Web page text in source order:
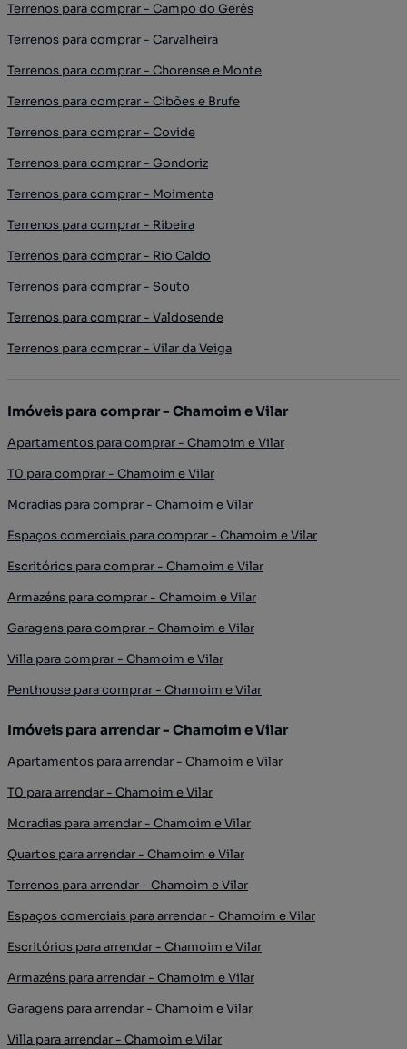
Terrenos para comprar - Campo do Gerês
Terrenos para comprar - Carvalheira
Terrenos para comprar - Chorense e Monte
Terrenos para comprar - Cibões e Brufe
Terrenos para comprar - Covide
Terrenos para comprar - Gondoriz
Terrenos para comprar - Moimenta
Terrenos para comprar - Ribeira
Terrenos para comprar - Rio Caldo
Terrenos para comprar - Souto
Terrenos para comprar - Valdosende
Terrenos para comprar - Vilar da Veiga
Imóveis para comprar - Chamoim e Vilar
Apartamentos para comprar - Chamoim e Vilar
T0 para comprar - Chamoim e Vilar
Moradias para comprar - Chamoim e Vilar
Espaços comerciais para comprar - Chamoim e Vilar
Escritórios para comprar - Chamoim e Vilar
Armazéns para comprar - Chamoim e Vilar
Garagens para comprar - Chamoim e Vilar
Villa para comprar - Chamoim e Vilar
Penthouse para comprar - Chamoim e Vilar
Imóveis para arrendar - Chamoim e Vilar
Apartamentos para arrendar - Chamoim e Vilar
T0 para arrendar - Chamoim e Vilar
Moradias para arrendar - Chamoim e Vilar
Quartos para arrendar - Chamoim e Vilar
Terrenos para arrendar - Chamoim e Vilar
Espaços comerciais para arrendar - Chamoim e Vilar
Escritórios para arrendar - Chamoim e Vilar
Armazéns para arrendar - Chamoim e Vilar
Garagens para arrendar - Chamoim e Vilar
Villa para arrendar - Chamoim e Vilar